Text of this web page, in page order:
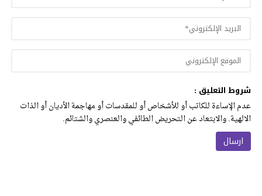
شروط التعليق :
عدم الإساءة للكاتب أو للأشخاص أو للمقدسات أو مهاجمة الأديان أو الذات
الالهية. والابتعاد عن التحريض الطائفي والعنصري والشتائم.